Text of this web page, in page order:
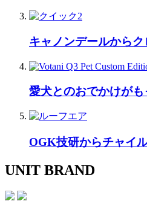
キャノンデールから
愛犬とのおでかけが
OGK技研からチャイ
UNIT BRAND